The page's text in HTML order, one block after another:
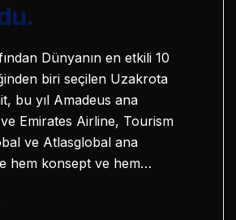
Dünyanın en etkili 10
biri seçilen Uzakrota
bu yıl Amadeus ana
Emirates Airline, Tourism
ve Atlasglobal ana
hem konsept ve hem…